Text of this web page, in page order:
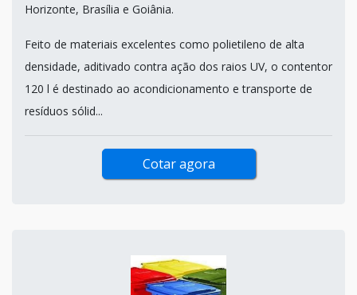
Horizonte, Brasília e Goiânia.
Feito de materiais excelentes como polietileno de alta
densidade, aditivado contra ação dos raios UV, o contentor
120 l é destinado ao acondicionamento e transporte de
resíduos sólid...
Cotar agora